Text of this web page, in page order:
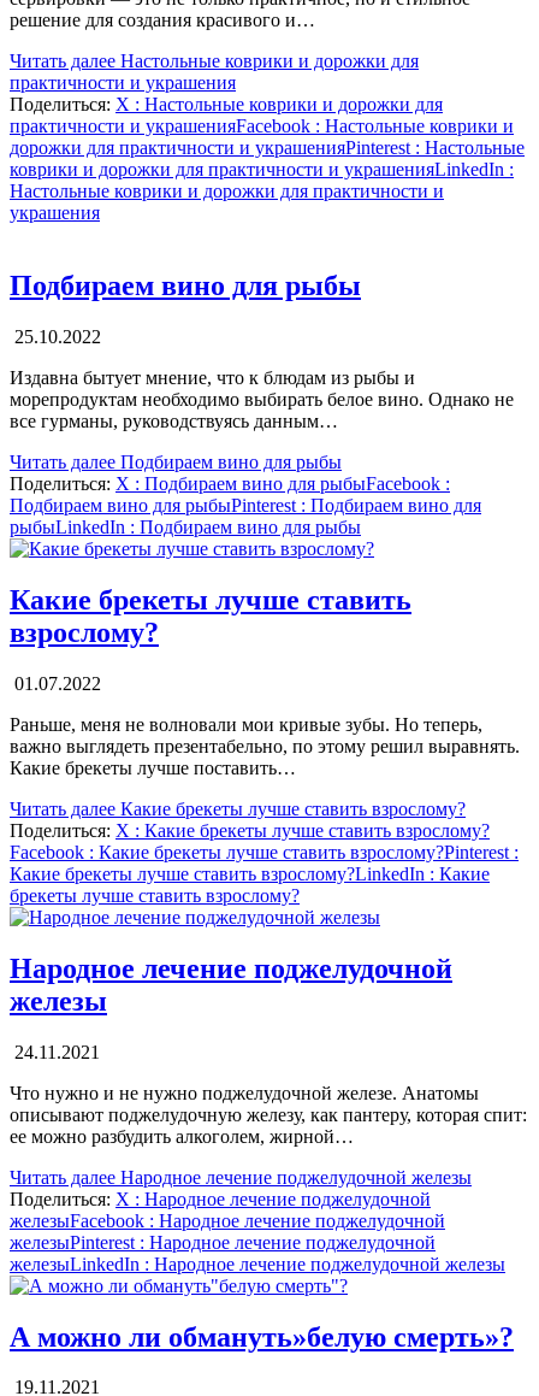
решение для создания красивого и…
Читать далее Настольные коврики и дорожки для
практичности и украшения
Поделиться: X : Настольные коврики и дорожки для
практичности и украшенияFacebook : Настольные коврики и
дорожки для практичности и украшенияPinterest : Настольные
коврики и дорожки для практичности и украшенияLinkedIn :
Настольные коврики и дорожки для практичности и
украшения
Подбираем вино для рыбы
25.10.2022
Издавна бытует мнение, что к блюдам из рыбы и
морепродуктам необходимо выбирать белое вино. Однако не
все гурманы, руководствуясь данным…
Читать далее Подбираем вино для рыбы
Поделиться: X : Подбираем вино для рыбыFacebook :
Подбираем вино для рыбыPinterest : Подбираем вино для
рыбыLinkedIn : Подбираем вино для рыбы
Какие брекеты лучше ставить
взрослому?
01.07.2022
Раньше, меня не волновали мои кривые зубы. Но теперь,
важно выглядеть презентабельно, по этому решил выравнять.
Какие брекеты лучше поставить…
Читать далее Какие брекеты лучше ставить взрослому?
Поделиться: X : Какие брекеты лучше ставить взрослому?
Facebook : Какие брекеты лучше ставить взрослому?Pinterest :
Какие брекеты лучше ставить взрослому?LinkedIn : Какие
брекеты лучше ставить взрослому?
Народное лечение поджелудочной
железы
24.11.2021
Что нужно и не нужно поджелудочной железе. Анатомы
описывают поджелудочную железу, как пантеру, которая спит:
ее можно разбудить алкоголем, жирной…
Читать далее Народное лечение поджелудочной железы
Поделиться: X : Народное лечение поджелудочной
железыFacebook : Народное лечение поджелудочной
железыPinterest : Народное лечение поджелудочной
железыLinkedIn : Народное лечение поджелудочной железы
А можно ли обмануть»белую смерть»?
19.11.2021